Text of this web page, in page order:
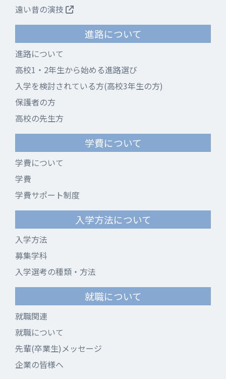
遠い昔の演技
進路について
進路について
高校1・2年生から始める進路選び
入学を検討されている方(高校3年生の方)
保護者の方
高校の先生方
学費について
学費について
学費
学費サポート制度
入学方法について
入学方法
募集学科
入学選考の種類・方法
就職について
就職関連
就職について
先輩(卒業生)メッセージ
企業の皆様へ